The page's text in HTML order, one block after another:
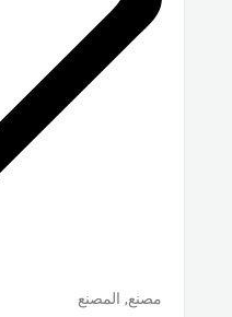
مصنع, المصنع